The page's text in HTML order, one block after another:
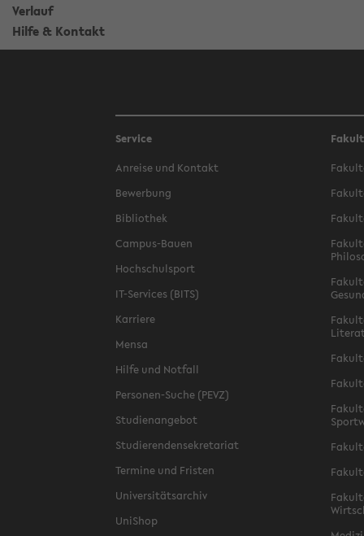
Verlauf
Hilfe & Kontakt
Service
Anreise und Kontakt
Bewerbung
Bibliothek
Campus-Bauen
Hochschulsport
IT-Services (BITS)
Karriere
Mensa
Hilfe und Notfall
Personen-Suche (PEVZ)
Studienangebot
Studierendensekretariat
Termine und Fristen
Universitätsarchiv
UniShop